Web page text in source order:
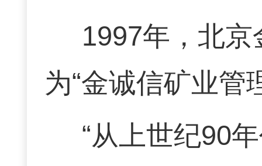
1997年，北
为“金诚信矿业管
“从上世纪90